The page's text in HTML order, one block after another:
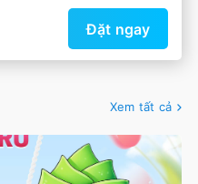
Đặt ngay
Xem tất cả